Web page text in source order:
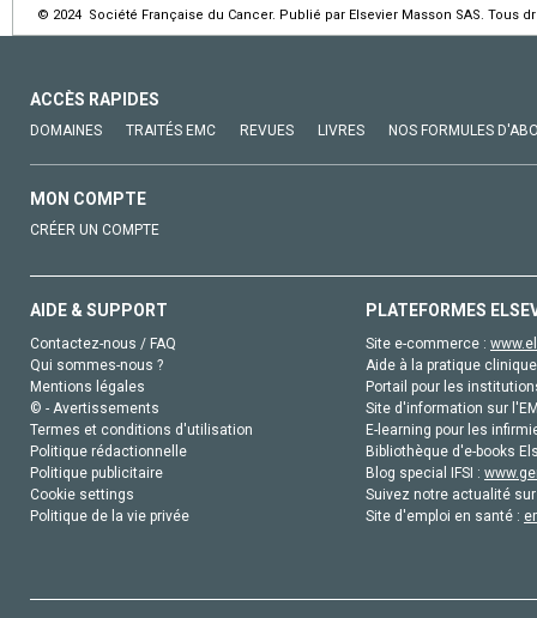
© 2024 Société Française du Cancer. Publié par Elsevier Masson SAS. Tous
ACCÈS RAPIDES
DOMAINES TRAITÉS EMC REVUES LIVRES NOS FORMULES
MON COMPTE
CRÉER UN COMPTE
AIDE & SUPPORT
Contactez-nous / FAQ
Qui sommes-nous ?
Mentions légales
© - Avertissements
Termes et conditions d'utilisation
Politique rédactionnelle
Politique publicitaire
Cookie settings
Politique de la vie privée
PLATEFORMES
Site e-commerce :
Aide à la pratique
Portail pour les
Site d'information sur
E-learning pour les
Bibliothèque d'e-books
Blog special IFSI :
Suivez notre actualité
Site d'emploi en santé :